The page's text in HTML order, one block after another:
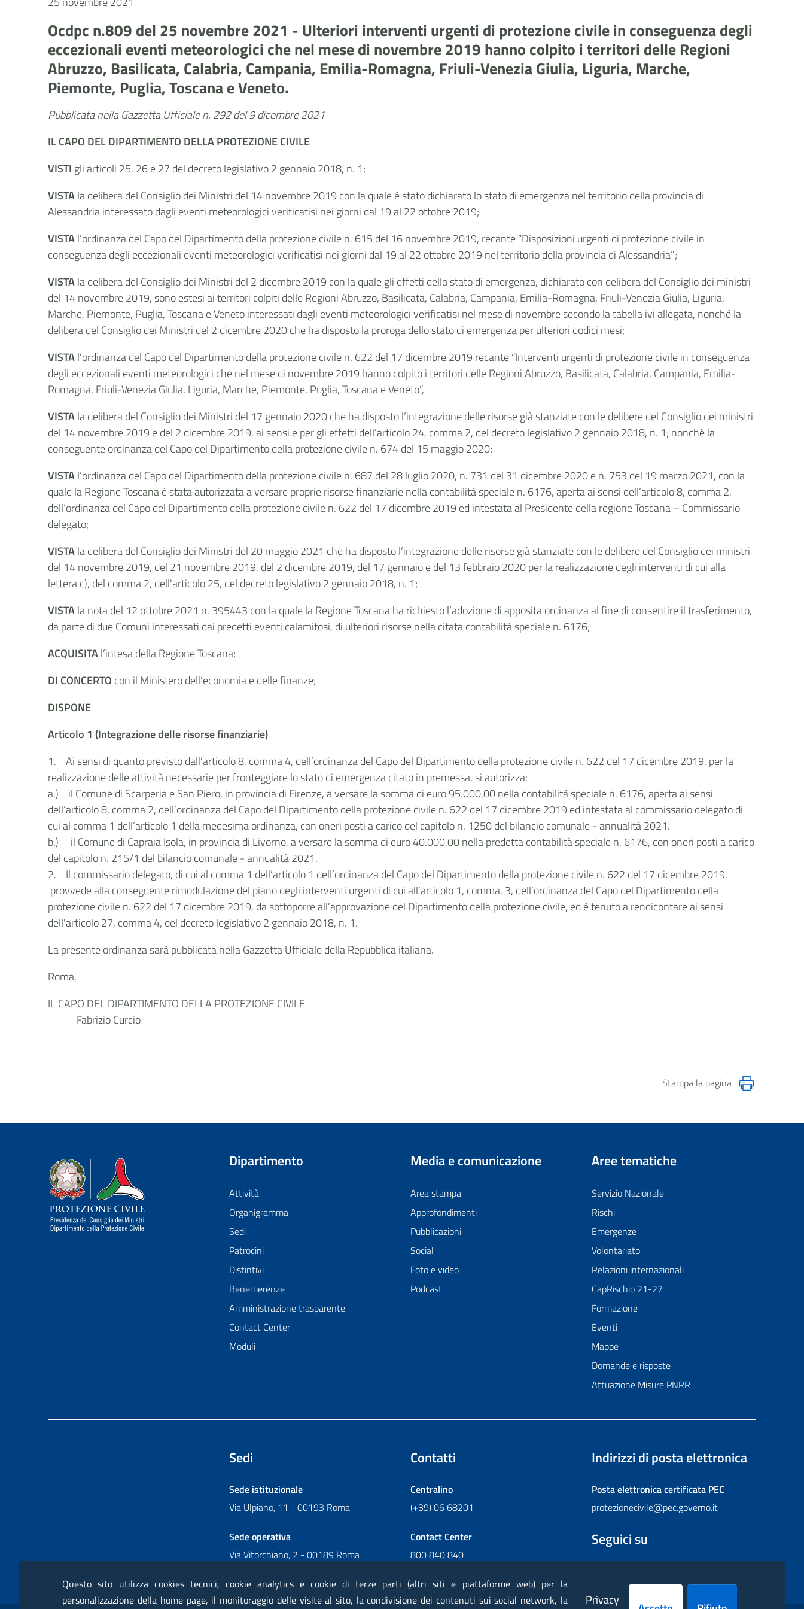
Ocdpc n.809 del 25 novembre 2021 - Ulteriori interventi urgenti di protezione civile in conseguenza degli
eccezionali eventi meteorologici che nel mese di novembre 2019 hanno colpito i territori delle Regioni
Abruzzo, Basilicata, Calabria, Campania, Emilia-Romagna, Friuli-Venezia Giulia, Liguria, Marche,
Piemonte, Puglia, Toscana e Veneto.
Pubblicata nella Gazzetta Ufficiale n. 292 del 9 dicembre 2021
IL CAPO DEL DIPARTIMENTO DELLA PROTEZIONE CIVILE
VISTI gli articoli 25, 26 e 27 del decreto legislativo 2 gennaio 2018, n. 1;
VISTAla delibera del Consiglio dei Ministri del 14 novembre 2019 con la quale è stato dichiarato lo stato di emergenza nel territorio della provincia di
Alessandria interessato dagli eventi meteorologici verificatisi nei giorni dal 19 al 22 ottobre 2019;
VISTAl’ordinanza del Capo del Dipartimento della protezione civile n. 615 del 16 novembre 2019, recante “Disposizioni urgenti di protezione civile in
conseguenza degli eccezionali eventi meteorologici verificatisi nei giorni dal 19 al 22 ottobre 2019 nel territorio della provincia di Alessandria”;
VISTAla delibera del Consiglio dei Ministri del 2 dicembre 2019 con la quale gli effetti dello stato di emergenza, dichiarato con delibera del Consiglio dei ministri
del 14 novembre 2019, sono estesi ai territori colpiti delle Regioni Abruzzo, Basilicata, Calabria, Campania, Emilia-Romagna, Friuli-Venezia Giulia, Liguria,
Marche, Piemonte, Puglia, Toscana e Veneto interessati dagli eventi meteorologici verificatisi nel mese di novembre secondo la tabella ivi allegata, nonché la
delibera del Consiglio dei Ministri del 2 dicembre 2020 che ha disposto la proroga dello stato di emergenza per ulteriori dodici mesi;
VISTAl’ordinanza del Capo del Dipartimento della protezione civile n. 622 del 17 dicembre 2019 recante “Interventi urgenti di protezione civile in conseguenza
degli eccezionali eventi meteorologici che nel mese di novembre 2019 hanno colpito i territori delle Regioni Abruzzo, Basilicata, Calabria, Campania, Emilia-
Romagna, Friuli-Venezia Giulia, Liguria, Marche, Piemonte, Puglia, Toscana e Veneto”,
VISTAla delibera del Consiglio dei Ministri del 17 gennaio 2020 che ha disposto l’integrazione delle risorse già stanziate con le delibere del Consiglio dei ministri
del 14 novembre 2019 e del 2 dicembre 2019, ai sensi e per gli effetti dell’articolo 24, comma 2, del decreto legislativo 2 gennaio 2018, n. 1; nonché la
conseguente ordinanza del Capo del Dipartimento della protezione civile n. 674 del 15 maggio 2020;
VISTAl’ordinanza del Capo del Dipartimento della protezione civile n. 687 del 28 luglio 2020, n. 731 del 31 dicembre 2020 e n. 753 del 19 marzo 2021, con la
quale la Regione Toscana è stata autorizzata a versare proprie risorse finanziarie nella contabilità speciale n. 6176, aperta ai sensi dell’articolo 8, comma 2,
dell’ordinanza del Capo del Dipartimento della protezione civile n. 622 del 17 dicembre 2019 ed intestata al Presidente della regione Toscana – Commissario
delegato;
VISTAla delibera del Consiglio dei Ministri del 20 maggio 2021 che ha disposto l’integrazione delle risorse già stanziate con le delibere del Consiglio dei ministri
del 14 novembre 2019, del 21 novembre 2019, del 2 dicembre 2019, del 17 gennaio e del 13 febbraio 2020 per la realizzazione degli interventi di cui alla
lettera c), del comma 2, dell'articolo 25, del decreto legislativo 2 gennaio 2018, n. 1;
VISTAla nota del 12 ottobre 2021 n. 395443 con la quale la Regione Toscana ha richiesto l’adozione di apposita ordinanza al fine di consentire il trasferimento,
da parte di due Comuni interessati dai predetti eventi calamitosi, di ulteriori risorse nella citata contabilità speciale n. 6176;
ACQUISITAl’intesa della Regione Toscana;
DI CONCERTO con il Ministero dell’economia e delle finanze;
DISPONE
Articolo 1 (Integrazione delle risorse finanziarie)
1. Ai sensi di quanto previsto dall’articolo 8, comma 4, dell’ordinanza del Capo del Dipartimento della protezione civile n. 622 del 17 dicembre 2019, per la
realizzazione delle attività necessarie per fronteggiare lo stato di emergenza citato in premessa, si autorizza:
a.) il Comune di Scarperia e San Piero, in provincia di Firenze, a versare la somma di euro 95.000,00 nella contabilità speciale n. 6176, aperta ai sensi
dell’articolo 8, comma 2, dell’ordinanza del Capo del Dipartimento della protezione civile n. 622 del 17 dicembre 2019 ed intestata al commissario delegato di
cui al comma 1 dell’articolo 1 della medesima ordinanza, con oneri posti a carico del capitolo n. 1250 del bilancio comunale - annualità 2021.
b.) il Comune di Capraia Isola, in provincia di Livorno, a versare la somma di euro 40.000,00 nella predetta contabilità speciale n. 6176, con oneri posti a carico
del capitolo n. 215/1 del bilancio comunale - annualità 2021.
2. Il commissario delegato, di cui al comma 1 dell’articolo 1 dell’ordinanza del Capo del Dipartimento della protezione civile n. 622 del 17 dicembre 2019,
provvede alla conseguente rimodulazione del piano degli interventi urgenti di cui all’articolo 1, comma, 3, dell’ordinanza del Capo del Dipartimento della
protezione civile n. 622 del 17 dicembre 2019, da sottoporre all’approvazione del Dipartimento della protezione civile, ed è tenuto a rendicontare ai sensi
dell'articolo 27, comma 4, del decreto legislativo 2 gennaio 2018, n. 1.
La presente ordinanza sarà pubblicata nella Gazzetta Ufficiale della Repubblica italiana.
Roma,
IL CAPO DEL DIPARTIMENTO DELLA PROTEZIONE CIVILE
Fabrizio Curcio
Stampa la pagina
Dipartimento della Protezione Civile
Dipartimento
Attività
Organigramma
Sedi
Patrocini
Distintivi
Benemerenze
Amministrazione trasparente
Contact Center
Moduli
Media e comunicazione
Area stampa
Approfondimenti
Pubblicazioni
Social
Foto e video
Podcast
Aree tematiche
Servizio Nazionale
Rischi
Emergenze
Volontariato
Relazioni internazionali
CapRischio 21-27
Formazione
Eventi
Mappe
Domande e risposte
Attuazione Misure PNRR
Sedi
Sede istituzionale
Via Ulpiano, 11 - 00193 Roma
Sede operativa
Via Vitorchiano, 2 - 00189 Roma
Contatti
Centralino
(+39) 06 68201
Contact Center
800 840 840
Indirizzi di posta elettronica
Posta elettronica certificataPEC
protezionecivile@pec.governo.it
Seguici su
FacebookInstagram
TwitterYouTubeFlickr
Questo sito utilizza cookies tecnici, cookie analytics e cookie di terze parti (altri siti e piattaforme web) per la
personalizzazione della home page, il monitoraggio delle visite al sito, la condivisione dei contenuti sui social network, la
Privacy